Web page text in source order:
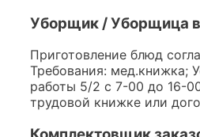
Уборщик / Уборщица
Приготовление блюд
Требования: мед.книжка;
работы 5/2 с 7-00 до 16-
трудовой книжке или